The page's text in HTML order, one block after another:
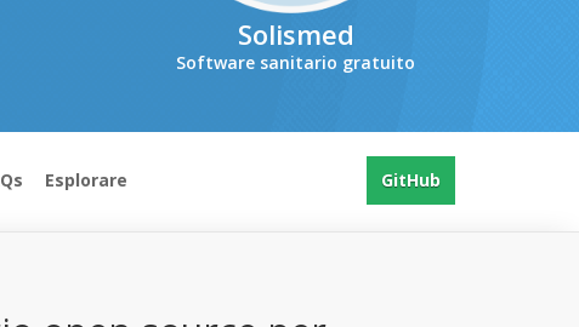
Solismed
Software sanitario gratuito
Esplorare GitHub